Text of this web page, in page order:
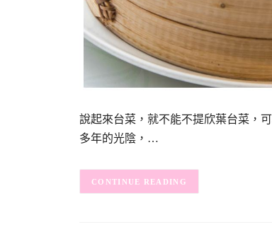
說起來台菜，就不能不提欣葉台菜，
多年的光陰，…
CONTINUE READING